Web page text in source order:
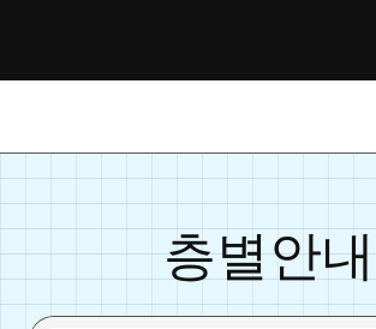
층별안내